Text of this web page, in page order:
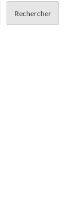
Rechercher